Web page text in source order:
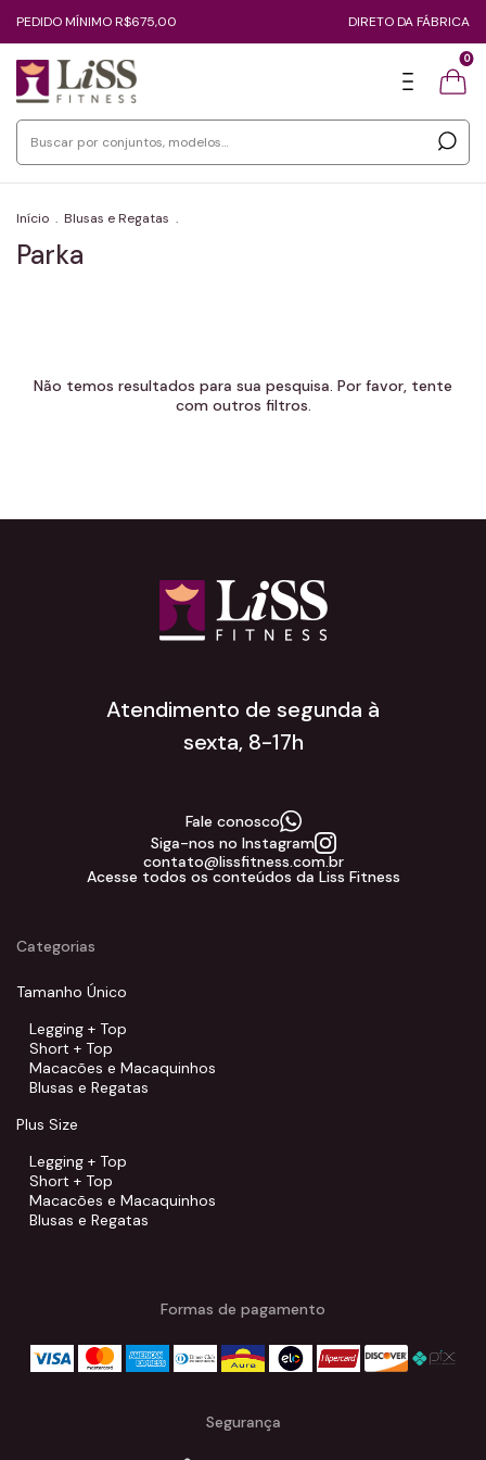
PEDIDO MÍNIMO R$675,00 DIRETO DA FÁBRICA
0
Início . Blusas e Regatas .
Parka
Não temos resultados para sua pesquisa. Por favor, tente
com outros filtros.
Atendimento de segunda à
sexta, 8-17h
Fale conosco
Siga-nos no Instagram
contato@lissfitness.com.br
Acesse todos os conteúdos da Liss Fitness
Categorias
Tamanho Único
Legging + Top
Short + Top
Macacões e Macaquinhos
Blusas e Regatas
Plus Size
Legging + Top
Short + Top
Macacões e Macaquinhos
Blusas e Regatas
Formas de pagamento
Segurança